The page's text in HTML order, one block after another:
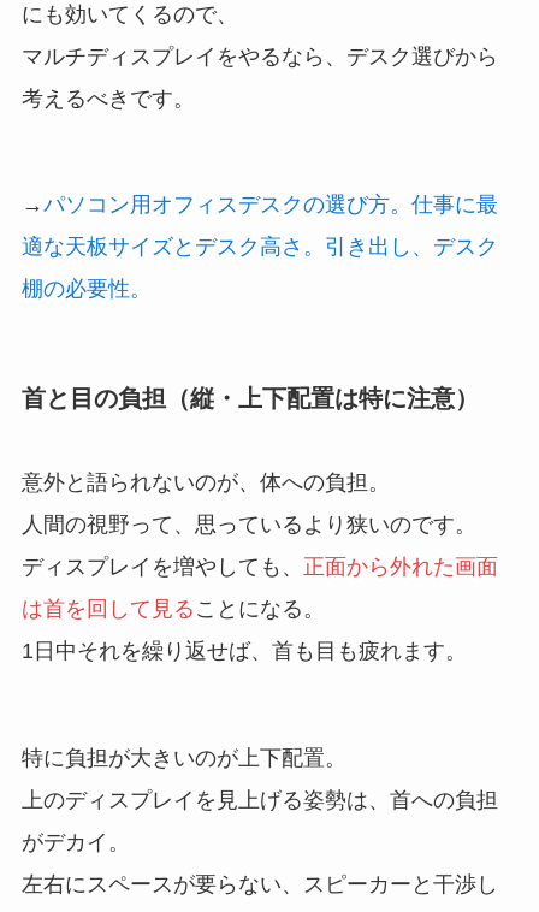
にも効いてくるので、
マルチディスプレイをやるなら、デスク選びから
考えるべきです。
→パソコン用オフィスデスクの選び方。仕事に最
適な天板サイズとデスク高さ。引き出し、デスク
棚の必要性。
首と目の負担（縦・上下配置は特に注意）
意外と語られないのが、体への負担。
人間の視野って、思っているより狭いのです。
ディスプレイを増やしても、 正面から外れた画面
は首を回して見る ことになる。
1日中それを繰り返せば、首も目も疲れます。
特に負担が大きいのが上下配置。
上のディスプレイを見上げる姿勢は、首への負担
がデカイ。
左右にスペースが要らない、スピーカーと干渉し